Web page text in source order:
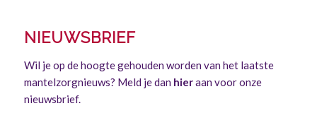
NIEUWSBRIEF
Wil je op de hoogte gehouden worden van het laatste
mantelzorgnieuws? Meld je dan hieraan voor onze
nieuwsbrief.